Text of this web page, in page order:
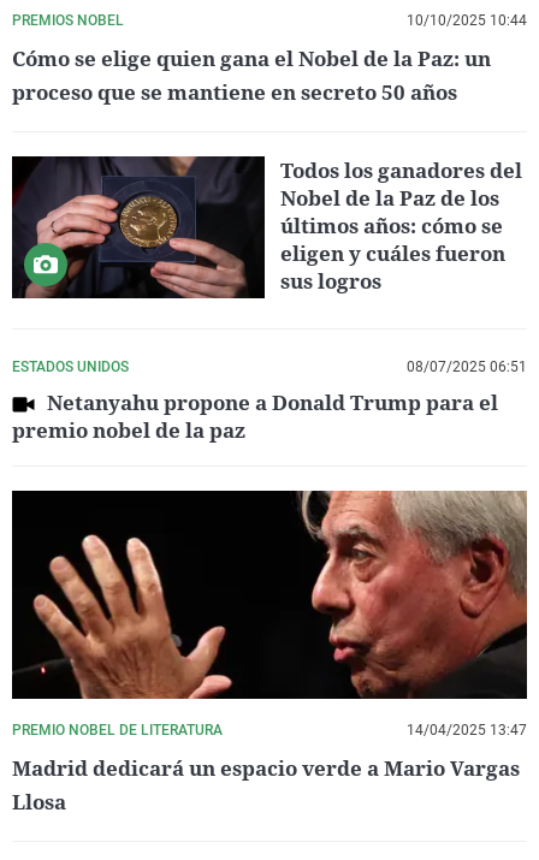
PREMIOS NOBEL 10/10/2025 10:44
Cómo se elige quien gana el Nobel de la Paz: un
proceso que se mantiene en secreto 50 años
Todos los ganadores del
Nobel de la Paz de los
últimos años: cómo se
eligen y cuáles fueron
sus logros
ESTADOS UNIDOS 08/07/2025 06:51
Netanyahu propone a Donald Trump para el
premio nobel de la paz
PREMIO NOBEL DE LITERATURA 14/04/2025 13:47
Madrid dedicará un espacio verde a Mario Vargas
Llosa